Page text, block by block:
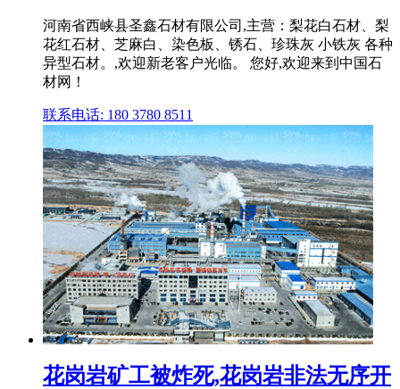
河南省西峡县圣鑫石材有限公司,主营：梨花白石材、梨
花红石材、芝麻白、染色板、锈石、珍珠灰 小铁灰 各种
异型石材。,欢迎新老客户光临。 您好,欢迎来到中国石
材网！
联系电话: 180 3780 8511
花岗岩矿工被炸死,花岗岩非法无序开